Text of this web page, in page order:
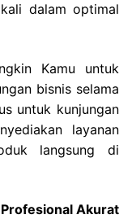
dalam optimal
Kamu untuk
bisnis selama
untuk kunjungan
layanan
langsung di
Akurat